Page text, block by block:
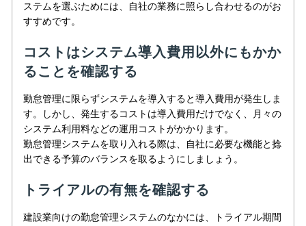
ステムを選ぶためには、自社の業務に照らし合わせるのがお
すすめです。
コストはシステム導入費用以外にもかか
ることを確認する
勤怠管理に限らずシステムを導入すると導入費用が発生しま
す。しかし、発生するコストは導入費用だけでなく、月々の
システム利用料などの運用コストがかかります。
勤怠管理システムを取り入れる際は、自社に必要な機能と捻
出できる予算のバランスを取るようにしましょう。
トライアルの有無を確認する
建設業向けの勤怠管理システムのなかには、トライアル期間